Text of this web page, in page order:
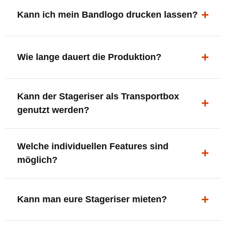
ergonomisch, sicher und gut sichtbar.
Kann ich mein Bandlogo drucken lassen?
deine Bühne, deine Marke.
Wie lange dauert die Produktion?
innerhalb Deutschlands kostenfrei.
Kann der Stageriser als Transportbox
genutzt werden?
oder Zubehör nutzen.
Welche individuellen Features sind
möglich?
XLR-Brücke / Schnittstelle
Setlist-Clip
Kann man eure Stageriser mieten?